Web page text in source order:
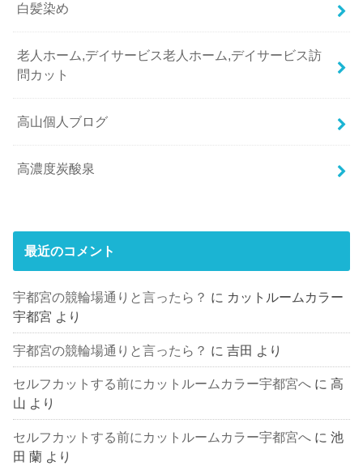
白髪染め
老人ホーム,デイサービス老人ホーム,デイサービス訪
問カット
高山個人ブログ
高濃度炭酸泉
最近のコメント
宇都宮の競輪場通りと言ったら？ に カットルームカラー
宇都宮 より
宇都宮の競輪場通りと言ったら？ に吉田 より
セルフカットする前にカットルームカラー宇都宮へ に高
山 より
セルフカットする前にカットルームカラー宇都宮へ に池
田 蘭 より